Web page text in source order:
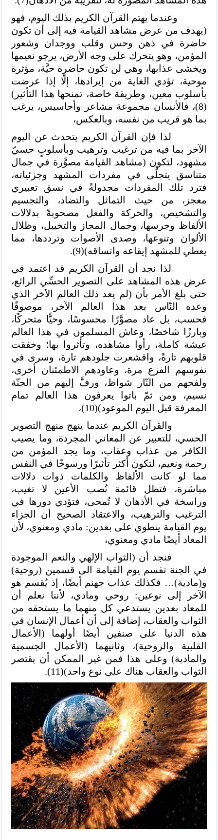
وعندما يهتم القرآن الكريم بذلك اليوم، فهو
(يهدف من عرض مشاهد القيامة فيه إلى أن تكون
حاضرة في ذهن وحس وقلب ووجدان وشعور
المؤمن، وهو يتحرك على وجه الأرض، يرجو نعيمها
ويخشى عذابها، وهي لن تكون حاضرة حيَّة، مؤثرة
موحية، تؤدي الغاية من إيرادها، إلّا إذا عرضت
بأسلوب معين، وطريقة خاصة، تمنحها هذا التأثير)
(8)، فالأنسان مجموعة مشاعر وأحاسيس، يرغب
بما هو قريب من نفسه، وبالعكس،
لذا فإن القرآن الكريم يتحدث عن اليوم
الآخر بما فيه من ترغيب وترهيب وبأسلوبٍ حسيّ
مشهود، لتكون (مشاهد القيامة مصوَّرة في جمال
متناسق يتجلَّى في مفردات المشهد وجزئياته،
فترد تلك المفردات مجدولةً في نسق تعبيري
معجز، من حيث التماثل والتضاد، والتجسيم
والتشخيص، والحركة والفعل مصحوبةً بدلالات
الألفاظ وجرسها، وجمال المجاز والتخييل، وظلال
الألوان وتنوعها، وصدى الأصوات وترددها، مما
يعطي للمشهد إيقاعه واتساقه)(9).
لذا نجد أن القرآن الكريم قد اعتمد في
عرض هذه المشاهد على التصوير الحسِّي الرائع،
حتى بلغ الأمر بأن (لم يعد ذلك العالم الآخر الذي
وعده النّاس بعد هذا العالم الآخر، موصوفًا
فحسب، بل عاد مصوَّرًا محسوسًا، وحيًّا متحركًا،
وبارزًا شاخصًا، وعاش المسلمون في هذا العالم
عيشة كاملة، رأوا مشاهده، وتأثروا بها؛ وخفقت
قلوبهم تارةً، واقشعرت جلودهم تارة، وسرى في
نفوسهم الفزع مرة، وعاودهم الاطمئنان أخرى،
ولفحهم من النّار شواظ، ورفَّ إليهم من الجنّة
نسيم، ومن ثمّ باتوا يعرفون هذا العالم تمام
المعرفة قبل اليوم الموعود)(10)،
والقرآن الكريم عندما ينهج منهج التصوير
الحسي، للتعبير عن المعاني المجردة، وما يصيب
الكافر من عذاب وعقاب، وما يجد المؤمن من
رحمة ونعيم، لتكون أكثر تأثيرًا ورسوخًا في النفس
مما لو كانت الألفاظ والكلمات ذوات دلالات
مباشرة، فتظل قائمة نُصب الأعين لا تغيب،
وراسخة في الأذهان لا تُمحى، فتؤدي دورها في
الترغيب والترهيب، والاعتقاد الصحيح أن الجزاء
يوم القيامة ينطوي على بعدين: مادي ومعنوي، لأن
المعاد أيضًا مادي ومعنوي،
فنجد أن (الثواب الإلهي والنعم الموجودة
في الجنة تقسم يوم القيامة الى قسمين (روحية)
و(مادية)… فكذلك عذاب جهنم أيضًا، إذ يُقسم هو
الآخر إلى نوعين: روحي ومادي، لأننا نعلم أن
للمعاد بعدين يستدعي كل منهما ما يستحقه من
الثواب والعقاب، إضافة إلى أن أعمال الإنسان في
هذه الدنيا على صنفين أيضًا أولهما (الأعمال
القلبية والروحية)، وثانيهما (الأعمال الجسمية
والمادية) وعلى هذا فمن غير الممكن أن يقتصر
الثواب والعقاب هناك على نوع واحد)(11).